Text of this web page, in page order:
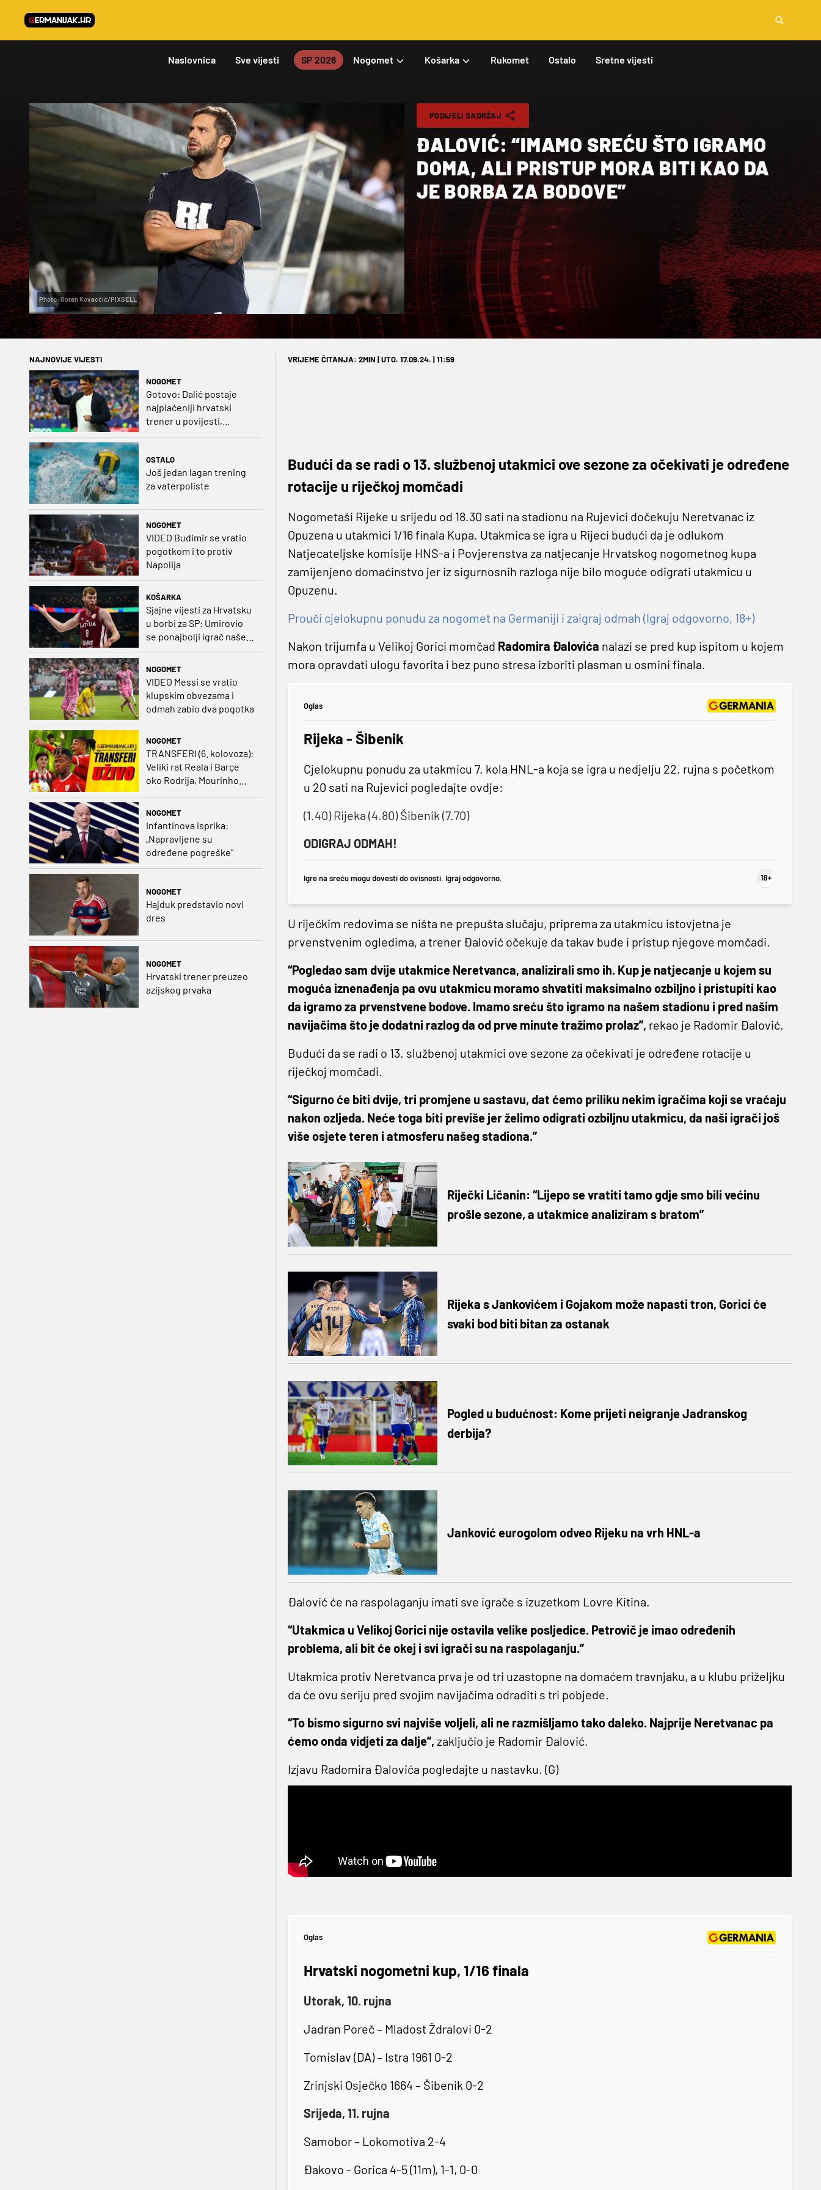
Naslovnica Sve vijesti SP 2026 Nogomet Košarka Rukomet Ostalo Sretne vijesti
Photo: Goran Kovacčić/PIXSELL
PODIJELI SADRŽAJ
ĐALOVIĆ: “IMAMO SREĆU ŠTO IGRAMO
DOMA, ALI PRISTUP MORA BITI KAO DA
JE BORBA ZA BODOVE”
NAJNOVIJE VIJESTI
NOGOMET
Gotovo: Dalić postaje
najplaćeniji hrvatski
trener u povijesti,
OSTALO
Još jedan lagan trening
za vaterpoliste
NOGOMET
VIDEO Budimir se vratio
pogotkom i to protiv
Napolija
KOŠARKA
Sjajne vijesti za Hrvatsku
u borbi za SP: Umirovio
se ponajbolji igrač našeg
idućeg protivnika
NOGOMET
VIDEO Messi se vratio
klupskim obvezama i
odmah zabio dva pogotka
NOGOMET
TRANSFERI (6. kolovoza):
Veliki rat Reala i Barçe
oko Rodrija, Mourinho
NOGOMET
Infantinova isprika:
„Napravljene su
određene pogreške“
NOGOMET
Hajduk predstavio novi
dres
NOGOMET
Hrvatski trener preuzeo
azijskog prvaka
VRIJEME ČITANJA: 2MIN | UTO. 17.09.24. | 11:59
Budući da se radi o 13. službenoj utakmici ove sezone za očekivati je određene
rotacije u riječkoj momčadi
Nogometaši Rijeke u srijedu od 18.30 sati na stadionu na Rujevici dočekuju Neretvanac iz
Opuzena u utakmici 1/16 finala Kupa. Utakmica se igra u Rijeci budući da je odlukom
Natjecateljske komisije HNS-a i Povjerenstva za natjecanje Hrvatskog nogometnog kupa
zamijenjeno domaćinstvo jer iz sigurnosnih razloga nije bilo moguće odigrati utakmicu u
Opuzenu.
Prouči cjelokupnu ponudu za nogomet na Germaniji i zaigraj odmah (Igraj odgovorno, 18+)
Nakon trijumfa u Velikoj Gorici momčad Radomira Đalovića nalazi se pred kup ispitom u kojem
mora opravdati ulogu favorita i bez puno stresa izboriti plasman u osmini finala.
Oglas
Rijeka - Šibenik
Cjelokupnu ponudu za utakmicu 7. kola HNL-a koja se igra u nedjelju 22. rujna s početkom
u 20 sati na Rujevici pogledajte ovdje:
(1.40) Rijeka (4.80) Šibenik (7.70)
ODIGRAJ ODMAH!
Igre na sreću mogu dovesti do ovisnosti. Igraj odgovorno.
U riječkim redovima se ništa ne prepušta slučaju, priprema za utakmicu istovjetna je
prvenstvenim ogledima, a trener Đalović očekuje da takav bude i pristup njegove momčadi.
“Pogledao sam dvije utakmice Neretvanca, analizirali smo ih. Kup je natjecanje u kojem su
moguća iznenađenja pa ovu utakmicu moramo shvatiti maksimalno ozbiljno i pristupiti kao
da igramo za prvenstvene bodove. Imamo sreću što igramo na našem stadionu i pred našim
navijačima što je dodatni razlog da od prve minute tražimo prolaz”, rekao je Radomir Đalović.
Budući da se radi o 13. službenoj utakmici ove sezone za očekivati je određene rotacije u
riječkoj momčadi.
“Sigurno će biti dvije, tri promjene u sastavu, dat ćemo priliku nekim igračima koji se vraćaju
nakon ozljeda. Neće toga biti previše jer želimo odigrati ozbiljnu utakmicu, da naši igrači još
više osjete teren i atmosferu našeg stadiona.”
Riječki Ličanin: “Lijepo se vratiti tamo gdje smo bili većinu
prošle sezone, a utakmice analiziram s bratom”
Rijeka s Jankovićem i Gojakom može napasti tron, Gorici će
svaki bod biti bitan za ostanak
Pogled u budućnost: Kome prijeti neigranje Jadranskog
derbija?
Janković eurogolom odveo Rijeku na vrh HNL-a
Đalović će na raspolaganju imati sve igrače s izuzetkom Lovre Kitina.
“Utakmica u Velikoj Gorici nije ostavila velike posljedice. Petrovič je imao određenih
problema, ali bit će okej i svi igrači su na raspolaganju.”
Utakmica protiv Neretvanca prva je od tri uzastopne na domaćem travnjaku, a u klubu priželjku
da će ovu seriju pred svojim navijačima odraditi s tri pobjede.
“To bismo sigurno svi najviše voljeli, ali ne razmišljamo tako daleko. Najprije Neretvanac pa
ćemo onda vidjeti za dalje”, zaključio je Radomir Đalović.
Izjavu Radomira Đalovića pogledajte u nastavku. (G)
Oglas
Hrvatski nogometni kup, 1/16 finala
Utorak, 10. rujna
Jadran Poreč – Mladost Ždralovi 0-2
Tomislav (DA) – Istra 1961 0-2
Zrinjski Osječko 1664 – Šibenik 0-2
Srijeda, 11. rujna
Samobor – Lokomotiva 2-4
Đakovo - Gorica 4-5 (11m), 1-1, 0-0